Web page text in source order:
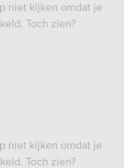
niet kijken omdat je
Toch zien?
niet kijken omdat je
Toch zien?